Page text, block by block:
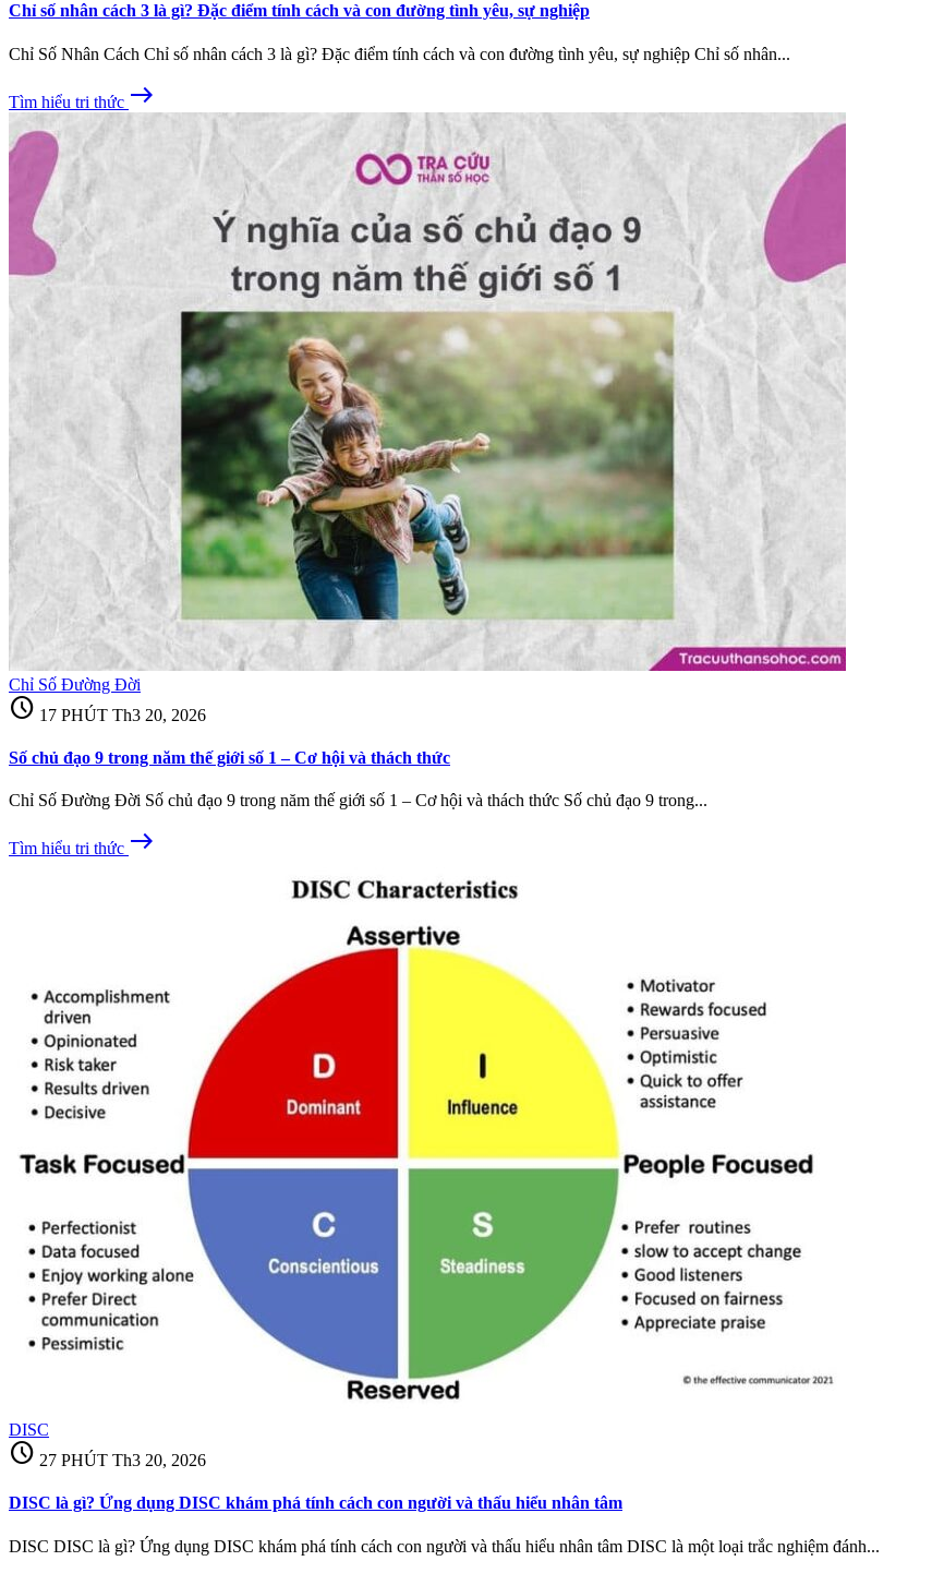
Chỉ số nhân cách 3 là gì? Đặc điểm tính cách và con đường tình yêu, sự nghiệp
Chỉ Số Nhân Cách Chỉ số nhân cách 3 là gì? Đặc điểm tính cách và con đường tình yêu, sự nghiệp Chỉ số nhân...
Tìm hiểu tri thức east
Chỉ Số Đường Đời
schedule 17 PHÚT Th3 20, 2026
Số chủ đạo 9 trong năm thế giới số 1 – Cơ hội và thách thức
Chỉ Số Đường Đời Số chủ đạo 9 trong năm thế giới số 1 – Cơ hội và thách thức Số chủ đạo 9 trong...
Tìm hiểu tri thức east
DISC
schedule 27 PHÚT Th3 20, 2026
DISC là gì? Ứng dụng DISC khám phá tính cách con người và thấu hiểu nhân tâm
DISC DISC là gì? Ứng dụng DISC khám phá tính cách con người và thấu hiểu nhân tâm DISC là một loại trắc nghiệm đánh...